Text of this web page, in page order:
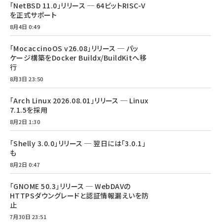
「NetBSD 11.0」リリース ─ 64ビットRISC-V
を正式サポート
8月4日 0:49
「MocaccinoOS v26.08」リリース ─ パッ
ケージ構築をDocker Buildx/BuildKitへ移
行
8月3日 23:50
「Arch Linux 2026.08.01」リリース ─ Linux
7.1.5を採用
8月2日 1:30
「Shelly 3.0.0」リリース ─ 翌日には「3.0.1」
も
8月2日 0:47
「GNOME 50.3」リリース ─ WebDAVの
HTTPSダウングレードと認証情報漏えいを防
止
7月30日 23:51